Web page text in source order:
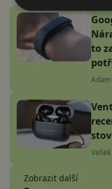
to
Zobrazit další